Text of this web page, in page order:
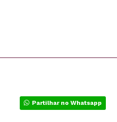
Partilhar no Whatsapp